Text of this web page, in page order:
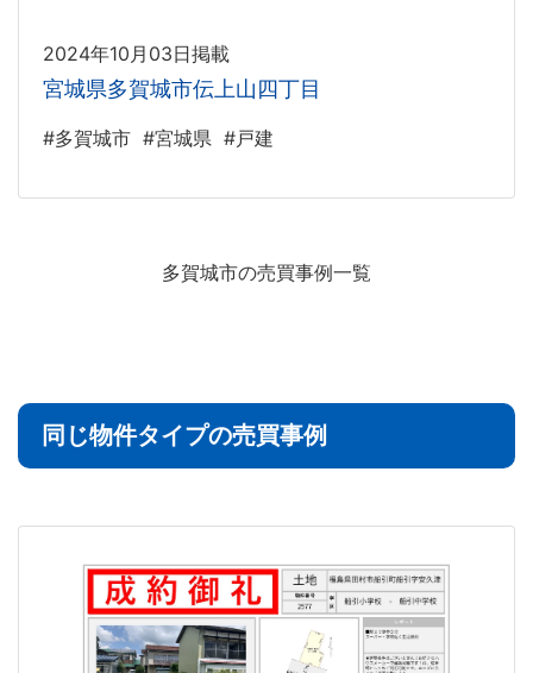
2024年10月03日掲載
宮城県多賀城市伝上山四丁目
#多賀城市 #宮城県 #戸建
多賀城市の売買事例一覧
同じ物件タイプの売買事例